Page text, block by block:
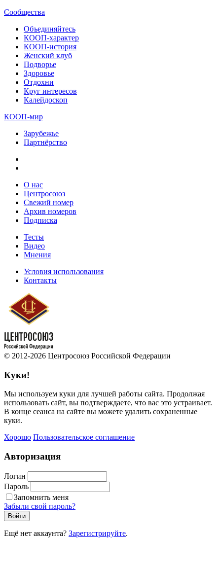
Сообщества
Объединяйтесь
КООП-характер
КООП-история
Женский клуб
Подворье
Здоровье
Отдохни
Круг интересов
Калейдоскоп
КООП-мир
Зарубежье
Партнёрство
О нас
Центросоюз
Свежий номер
Архив номеров
Подписка
Тесты
Видео
Мнения
Условия использования
Контакты
© 2012-2026 Центросоюз Российской Федерации
Куки!
Мы используем куки для лучшей работы сайта. Продолжая
использовать сайт, вы подтверждаете, что вас это устраивает.
В конце сеанса на сайте вы можете удалить сохраненные
куки.
Хорошо Пользовательское соглашение
Авторизация
Логин
Пароль
Запомнить меня
Забыли свой пароль?
Войти
Ещё нет аккаунта? Зарегистрируйте.